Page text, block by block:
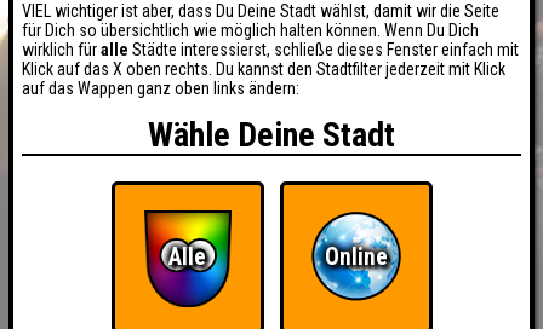
VIEL wichtiger ist aber, dass Du Deine Stadt wählst, damit wir die Seite
für Dich so übersichtlich wie möglich halten können. Wenn Du Dich
wirklich füralle Städte interessierst, schließe dieses Fenster einfach mit
Klick auf das X oben rechts. Du kannst den Stadtfilter jederzeit mit Klick
auf das Wappen ganz oben links ändern:
Wähle Deine Stadt
Alle Online